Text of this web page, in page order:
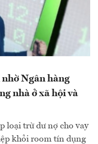
Ngân hàng
nhà ở xã hội và
loại trừ dư nợ cho vay
khỏi room tín dụng